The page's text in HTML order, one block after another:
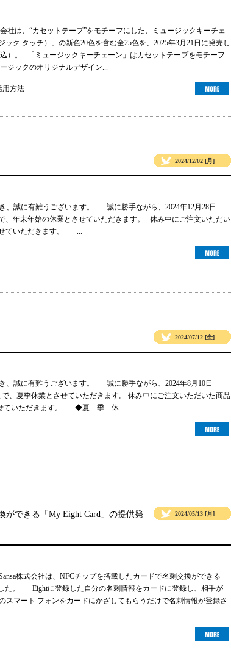
社は、“カセットテープ”をモチーフにした、ミュージックキーチェ
ック タッチ）」の新色20色を含む全25色を、2025年3月21日に発売し
）。 「ミュージックキーチェーン」はカセットテープをモチーフ
ジックのオリジナルデザイン...
用方法
2024/12/02 [月]
、誠に有難うございます。 誠に勝手ながら、2024年12月28日
で、年末年始の休業とさせていただきます。 休み中にご注文いただい
せていただきます。 ...
2024/07/12 [金]
、誠に有難うございます。 誠に勝手ながら、2024年8月10日
で、夏季休業とさせていただきます。 休み中にご注文いただいた商品
せていただきます。 ◆夏 季 休 ...
ができる「My Eight Card」の提供発
2024/05/13 [月]
株式会社は、NFCチップを搭載したカードで名刺交換ができる
した。 Eightに登録した自分の名刺情報をカードに登録し、相手が
スマート フォンをカードにかざしてもらうだけで名刺情報が登録さ